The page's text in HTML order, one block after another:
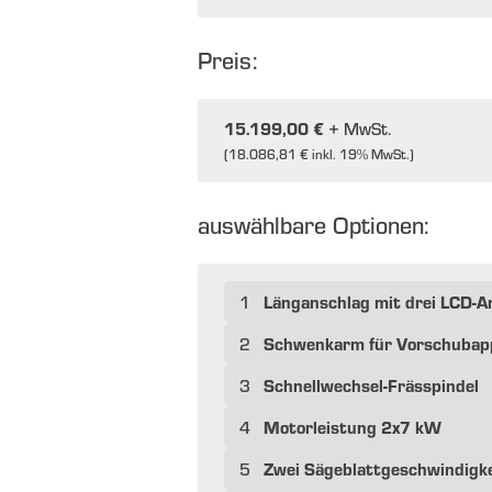
Preis:
15.199,00 € + MwSt.
(18.086,81 €inkl. 19% MwSt.)
auswählbare Optionen:
1 Länganschlag mit drei LCD-
2 Schwenkarm für
3 Schnellwechsel-Frässpindel
4 Motorleistung 2x7 kW
5 Zwei